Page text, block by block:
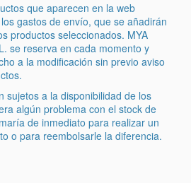
que aparecen en la web
gastos de envío, que se añadirán
productos seleccionados. MYA
se reserva en cada momento y
a la modificación sin previo aviso
sujetos a la disponibilidad de los
algún problema con el stock de
de inmediato para realizar un
o para reembolsarle la diferencia.